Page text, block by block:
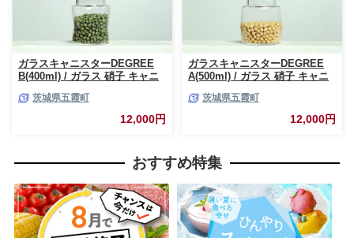
ガラスキャニスターDEGREE
B(400ml) / ガラス 硝子 キャニ
耐熱 一生もの 職人 こだわり
JIDA デザインミュージアムセ
レクション 茨城県 五霞町
茨城県五霞町
12,000円
ガラスキャニスターDEGREE
A(500ml) / ガラス 硝子 キャニ
耐熱 一生もの 職人 こだわり
JIDA デザインミュージアムセ
レクション 茨城県 五霞町
茨城県五霞町
12,000円
おすすめ特集